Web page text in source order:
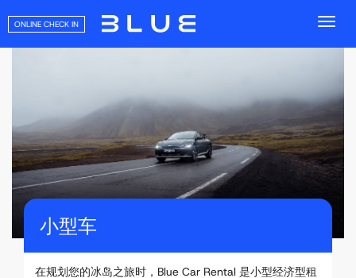
ONLINE CHECK IN
小型车
在规划您的冰岛之旅时，Blue Car Rental 是小型经济型租